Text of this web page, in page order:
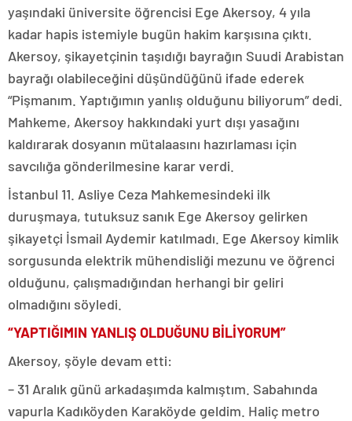
yaşındaki üniversite öğrencisi Ege Akersoy, 4 yıla
kadar hapis istemiyle bugün hakim karşısına çıktı.
Akersoy, şikayetçinin taşıdığı bayrağın Suudi Arabistan
bayrağı olabileceğini düşündüğünü ifade ederek
“Pişmanım. Yaptığımın yanlış olduğunu biliyorum” dedi.
Mahkeme, Akersoy hakkındaki yurt dışı yasağını
kaldırarak dosyanın mütalaasını hazırlaması için
savcılığa gönderilmesine karar verdi.
İstanbul 11. Asliye Ceza Mahkemesindeki ilk
duruşmaya, tutuksuz sanık Ege Akersoy gelirken
şikayetçi İsmail Aydemir katılmadı. Ege Akersoy kimlik
sorgusunda elektrik mühendisliği mezunu ve öğrenci
olduğunu, çalışmadığından herhangi bir geliri
olmadığını söyledi.
“YAPTIĞIMIN YANLIŞ OLDUĞUNU BİLİYORUM”
Akersoy, şöyle devam etti:
– 31 Aralık günü arkadaşımda kalmıştım. Sabahında
vapurla Kadıköyden Karaköyde geldim. Haliç metro